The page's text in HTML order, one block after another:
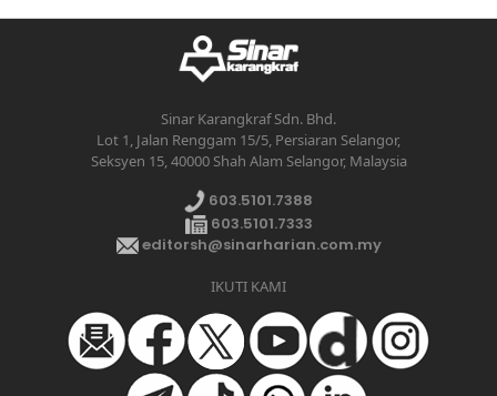
Sinar Karangkraf Sdn. Bhd.
Lot 1, Jalan Renggam 15/5, Persiaran Selangor,
Seksyen 15, 40000 Shah Alam Selangor, Malaysia
603.5101.7388
603.5101.7333
editorsh@sinarharian.com.my
IKUTI KAMI